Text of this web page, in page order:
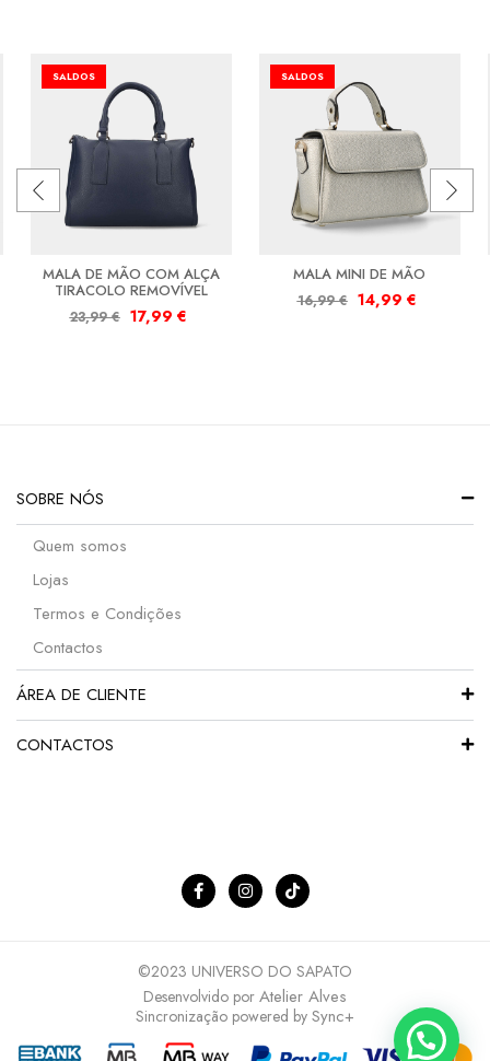
SALDOS
MALA DE MÃO COM ALÇA
TIRACOLO REMOVÍVEL
23,99€ 17,99 €
SALDOS
MALA MINI DE MÃO
16,99€ 14,99 €
SOBRE NÓS
Quem somos
Lojas
Termos e Condições
Contactos
ÁREA DE CLIENTE
CONTACTOS
©2023 UNIVERSO DO SAPATO
Desenvolvido por Atelier Alves
Sincronização powered by Sync+